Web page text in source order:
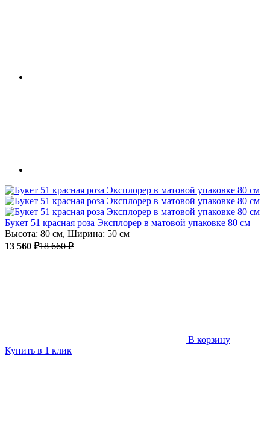
Букет 51 красная роза Эксплорер в матовой упаковке 80 см
Высота: 80 см, Ширина: 50 см
13 560 ₽18 660 ₽
В корзину
Купить в 1 клик